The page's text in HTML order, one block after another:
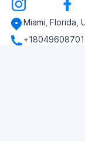
Miami, Florida,
+18049608701